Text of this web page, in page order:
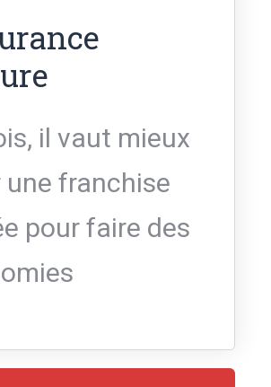
il vaut mieux
une franchise
pour faire des